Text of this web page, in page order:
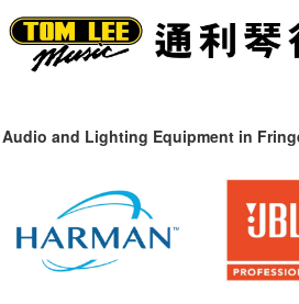
Audio and Lighting Equipment in